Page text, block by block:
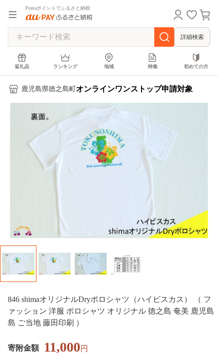
Pontaポイントでふるさと納税
詳細検索
返礼品 ランキング 地域 特集 初めての方
鹿児島県徳之島町 オンラインワンストップ申請対象
846 shimaオリジナルDryポロシャツ（ハイビスカス） （ フ
ァッション 洋服 ポロシャツ オリジナル 徳之島 奄美 鹿児島
島 ご当地 藤田印刷 ）
寄附金額 11,000円